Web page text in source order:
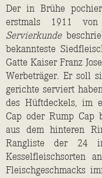
Der in Brühe
erstmals 1911
Servierkunde
bekannteste
Gatte Kaiser Franz
Werbeträger. Er soll
gerichte serviert
des Hüftdeckels, im
Cap oder Rump Cap
aus dem hinteren
Rangliste der 24
Kesselfleischsorten
Fleischgeschmacks